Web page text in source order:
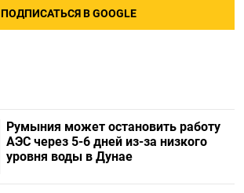
ПОДПИСАТЬСЯ В GOOGLE
Румыния может остановить работу
АЭС через 5-6 дней из-за низкого
уровня воды в Дунае